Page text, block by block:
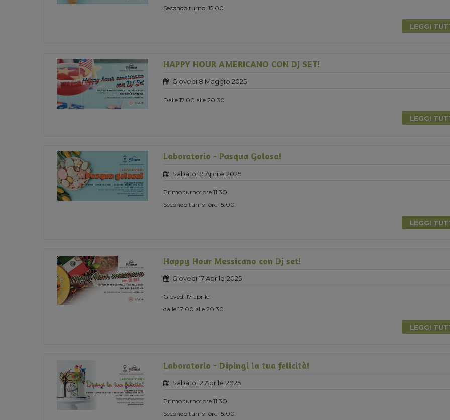
Secondo turno: 15.00
LEGGI
HAPPY HOUR AMERICANO CON DJ SET!
Giovedi 8 Maggio 2025
Dalle 17.00 alle 20.30
LEGGI
Laboratorio - Pasqua Golosa!
Sabato 19 Aprile 2025
Primo turno: ore 11.30
Secondo turno: ore 15.00
LEGGI
Happy Hour Messicano con Dj set!
Giovedi 17 Aprile 2025
Giovedì 17 aprile
dalle 17:00 alle 20:30
LEGGI
Laboratorio - Dipingi la tua felicità!
Sabato 12 Aprile 2025
Primo turno: ore 11.30
Secondo turno: ore 15.00